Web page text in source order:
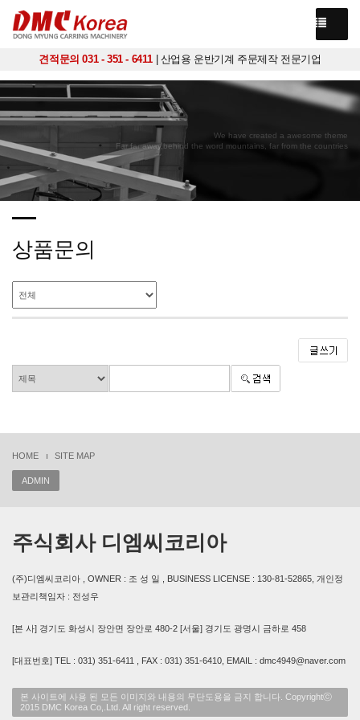
견적문의 031 - 351 - 6411 | 산업용 운반기계 주문제작 전문기업
We have created a awesome theme
Far far away,behind the word mountains, far from the countries
상품문의
HOME SITE MAP
ADMIN
주식회사 디엠씨코리아
(주)디엠씨코리아 , OWNER : 조 성 일 , BUSINESS LICENSE : 130-81-52865, 개인정
보관리책임자 : 전성우
[본 사] 경기도 화성시 장안면 장안로 480-2 [서울] 경기도 광명시 금하로 458
[대표번호] TEL : 031) 351-6411 , FAX : 031) 351-6410, EMAIL : dmc4949@naver.com
본 사이트에 사용 된 모든 이미지와 내용의 무단도용을 금지 합니다. Copyrightⓒ
2015 DMC Korea Co,.Ltd. All right reserved.